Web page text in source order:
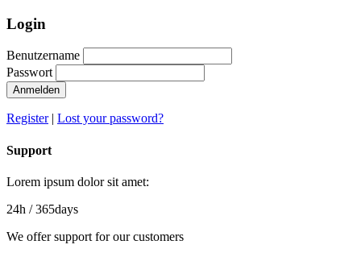
Login
Benutzername
Passwort
Anmelden
Register| Lost your password?
Support
Lorem ipsum dolor sit amet:
24h / 365days
We offer support for our customers